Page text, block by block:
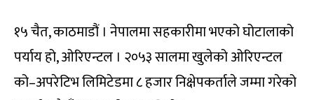
१५ चैत, काठमाडौं । नेपालमा सहकारीमा भएको घोटालाको
पर्याय हो, ओरिएन्टल । २०५३ सालमा खुलेको ओरिएन्टल
को–अपरेटिभ लिमिटेडमा ८ हजार निक्षेपकर्ताले जम्मा गरेको